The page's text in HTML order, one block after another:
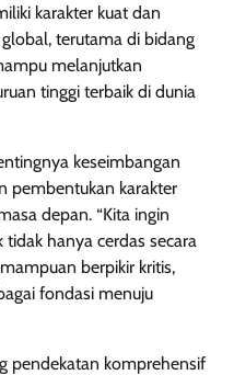
karakter kuat dan
terutama di bidang
melanjutkan
tinggi terbaik di dunia
keseimbangan
pembentukan karakter
depan. “Kita ingin
hanya cerdas secara
berpikir kritis,
fondasi menuju
pendekatan komprehensif